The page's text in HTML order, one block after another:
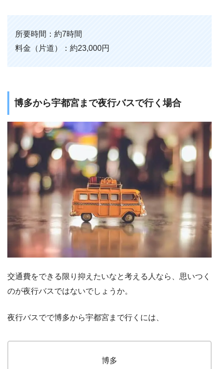
所要時間：約7時間
料金（片道）：約23,000円
博多から宇都宮まで夜行バスで行く場合
交通費をできる限り抑えたいなと考える人なら、思いつく
のが夜行バスではないでしょうか。
夜行バスでで博多から宇都宮まで行くには、
博多